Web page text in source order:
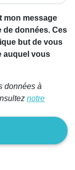
mon message
de données. Ces
but de vous
auquel vous
données à
notre